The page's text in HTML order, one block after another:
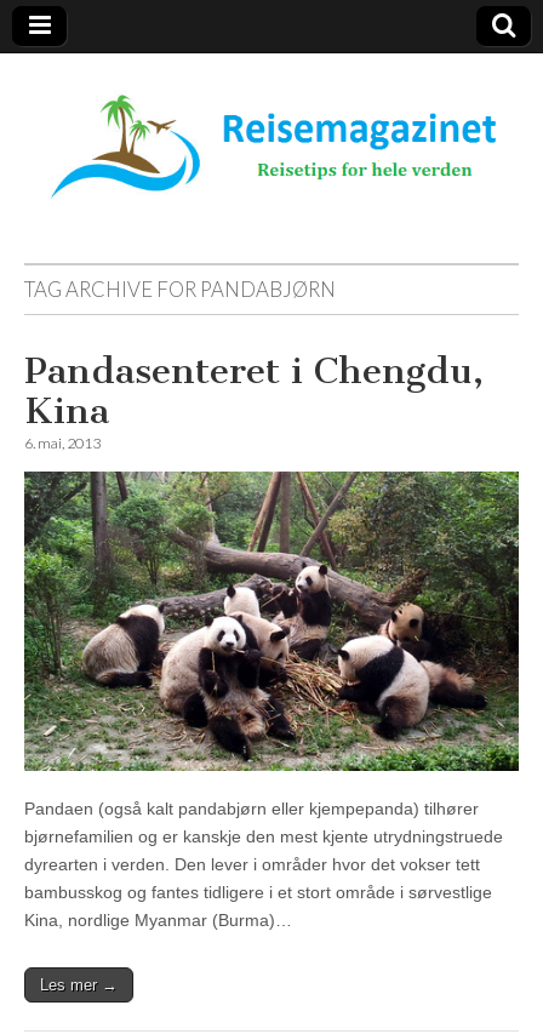
Reisemagazinet
TAG ARCHIVE FOR PANDABJØRN
Pandasenteret i Chengdu,
Kina
6. mai, 2013
Pandaen (også kalt pandabjørn eller kjempepanda) tilhører
bjørnefamilien og er kanskje den mest kjente utrydningstruede
dyrearten i verden. Den lever i områder hvor det vokser tett
bambusskog og fantes tidligere i et stort område i sørvestlige
Kina, nordlige Myanmar (Burma)…
Les mer →